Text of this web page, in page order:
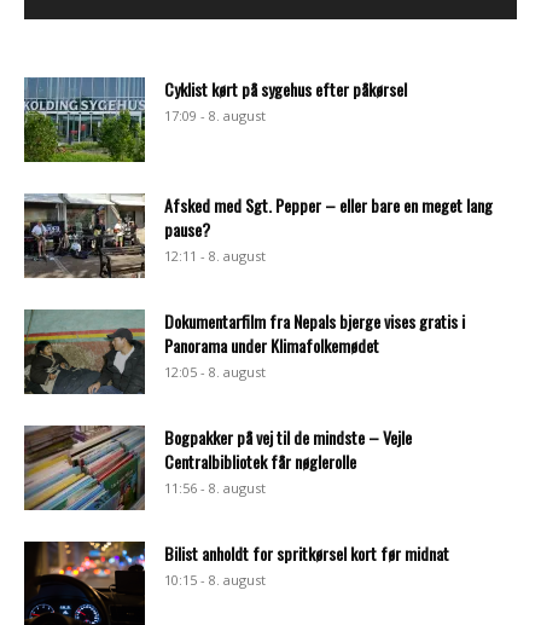
Cyklist kørt på sygehus efter påkørsel
17:09 - 8. august
Afsked med Sgt. Pepper – eller bare en meget lang
pause?
12:11 - 8. august
Dokumentarfilm fra Nepals bjerge vises gratis i
Panorama under Klimafolkemødet
12:05 - 8. august
Bogpakker på vej til de mindste – Vejle
Centralbibliotek får nøglerolle
11:56 - 8. august
Bilist anholdt for spritkørsel kort før midnat
10:15 - 8. august